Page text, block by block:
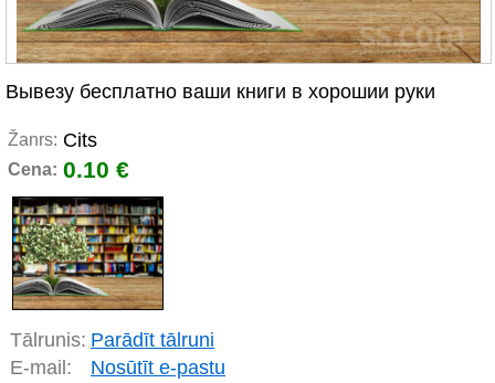
Вывезу бесплатно ваши книги в хорошии руки
Žanrs: Cits
Cena: 0.10 €
Tālrunis: Parādīt tālruni
E-mail:
Nosūtīt e-pastu